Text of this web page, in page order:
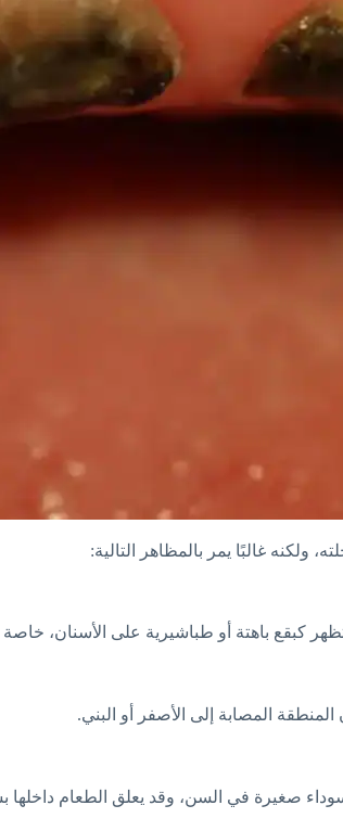
غالبًا يمر بالمظاهر التالية:
كبقع باهتة أو طباشيرية على الأسنان، خاصة
المصابة إلى الأصفر أو البني.
صغيرة في السن، وقد يعلق الطعام داخلها